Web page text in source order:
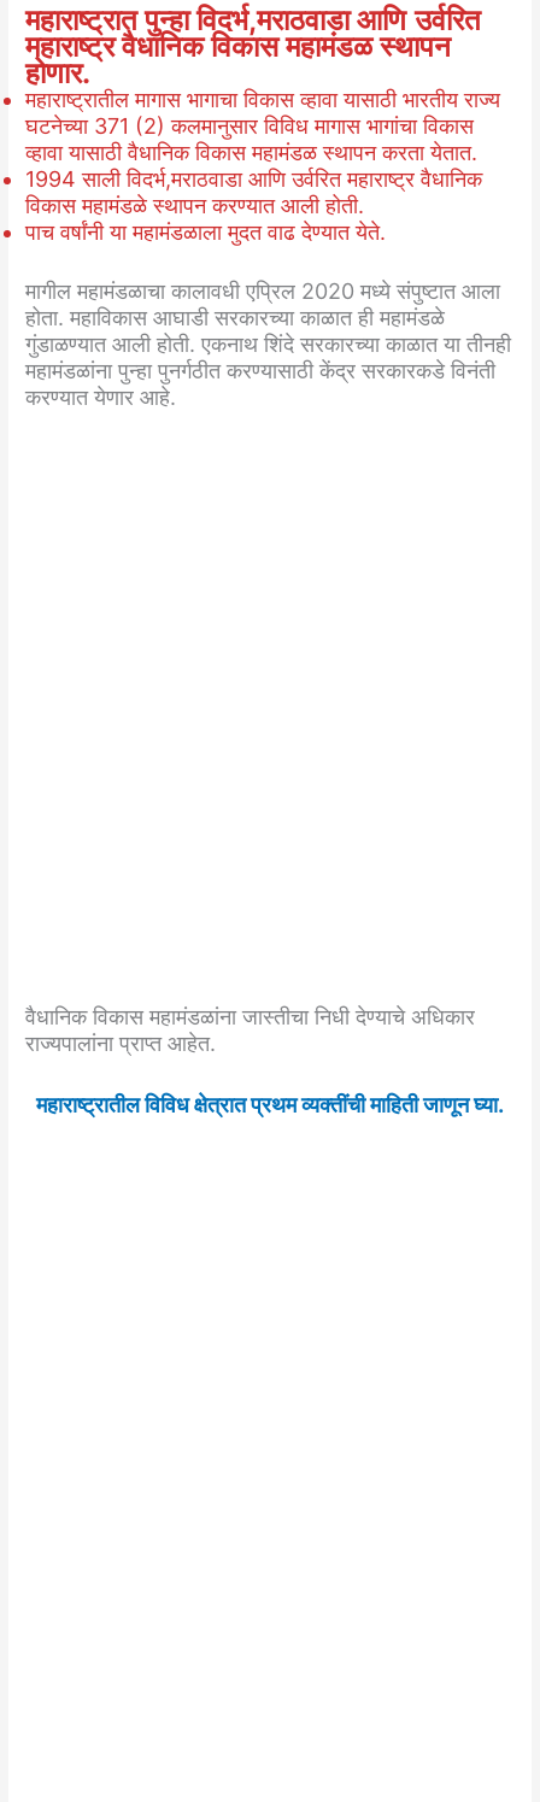
महाराष्ट्रात पुन्हा विदर्भ,मराठवाडाआणि उर्वरित
महाराष्ट्र वैधानिक विकास महामंडळ स्थापन
होणार.
महाराष्ट्रातील मागास भागाचा विकास व्हावा यासाठी भारतीय राज्य
घटनेच्या 371 (2) कलमानुसार विविध मागास भागांचा विकास
व्हावा यासाठी वैधानिक विकास महामंडळ स्थापन करता येतात.
1994 साली विदर्भ,मराठवाडा आणि उर्वरित महाराष्ट्र वैधानिक
विकास महामंडळे स्थापन करण्यात आली होती.
पाच वर्षांनी या महामंडळाला मुदत वाढ देण्यात येते.
मागील महामंडळाचा कालावधी एप्रिल 2020 मध्ये संपुष्टात आला
होता. महाविकास आघाडी सरकारच्या काळात ही महामंडळे
गुंडाळण्यात आली होती. एकनाथ शिंदे सरकारच्या काळात या तीनही
महामंडळांना पुन्हा पुनर्गठीत करण्यासाठी केंद्र सरकारकडे विनंती
करण्यात येणार आहे.
वैधानिक विकास महामंडळांना जास्तीचा निधी देण्याचे अधिकार
राज्यपालांना प्राप्त आहेत.
महाराष्ट्रातील विविध क्षेत्रात प्रथम व्यक्तींची माहिती जाणून घ्या.